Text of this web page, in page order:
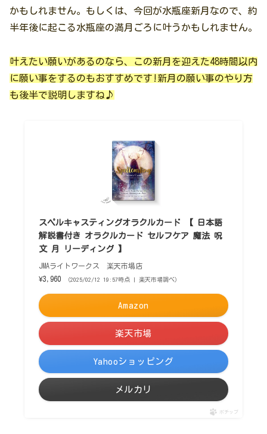
かもしれません。もしくは、今回が水瓶座新月なので、約
半年後に起こる水瓶座の満月ごろに叶うかもしれません。
叶えたい願いがあるのなら、この新月を迎えた48時間以内
に願い事をするのもおすすめです!新月の願い事のやり方
も後半で説明しますね♪
スペルキャスティングオラクルカード 【 日本語
解説書付き オラクルカード セルフケア 魔法 呪
文 月 リーディング 】
JMAライトワークス 楽天市場店
¥3,960
（2025/02/12 19:57時点 | 楽天市場調べ）
Amazon
楽天市場
Yahooショッピング
メルカリ
ポチップ